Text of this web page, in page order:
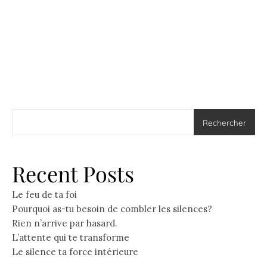
Rechercher
Recent Posts
Le feu de ta foi
Pourquoi as-tu besoin de combler les silences?
Rien n’arrive par hasard.
L’attente qui te transforme
Le silence ta force intérieure